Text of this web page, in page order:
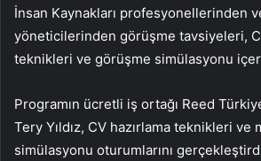
İnsan Kaynakları profesyonellerinden
yöneticilerinden görüşme tavsiyeleri,
teknikleri ve görüşme simülasyonu
Programın ücretli iş ortağı Reed
Tery Yıldız, CV hazırlama teknikleri ve
simülasyonu oturumlarını